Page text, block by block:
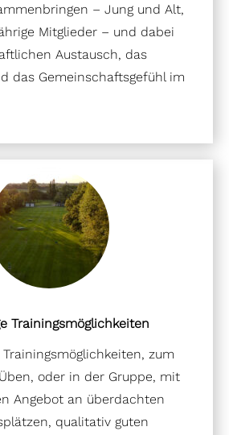
– Jung und Alt,
Mitglieder – und dabei
Austausch, das
das Gemeinschaftsgefühl im
Trainingsmöglichkeiten
zum
oder in der Gruppe, mit
Angebot an überdachten
qualitativ guten